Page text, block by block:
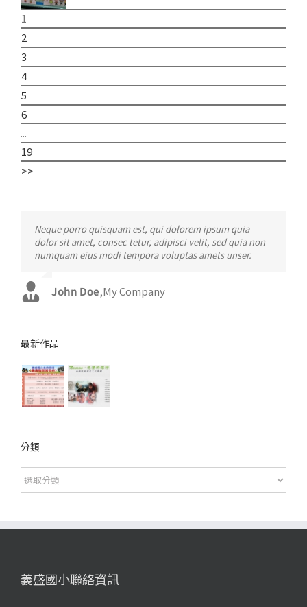
1
2
3
4
5
6
...
19
>>
Neque porro quisquam est, qui dolorem ipsum quia
dolor sit amet, consec tetur, adipisci velit, sed quia non
numquam eius modi tempora voluptas amets unser.
John Doe,My Company
Aliquam erat volutpat. Quisque at est id ligula facilisis
laoreet eget pulvinar nibh. Suspendisse at ultrices dui.
Curabitur ac felis arcu sadips ipsums fugiats nemis.
Luke Beck,Theme Fusion
最新作品
分類
分
類
義盛國小聯絡資訊